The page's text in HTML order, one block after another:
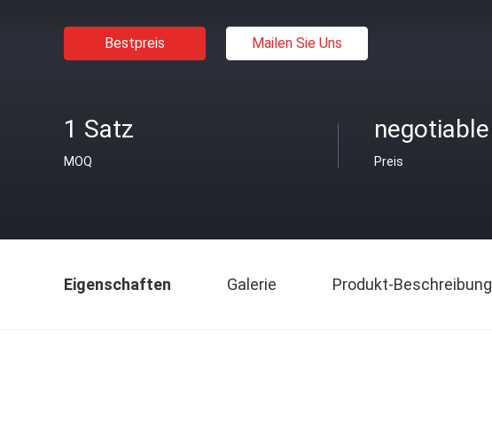
Bestpreis Mailen Sie Uns
1 Satz
MOQ
negotiable
Preis
Eigenschaften Galerie Produkt-Beschreibung